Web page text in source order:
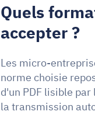
Quels
accepter ?
Les micro-
norme choisie
d'un PDF lisible
la transmission